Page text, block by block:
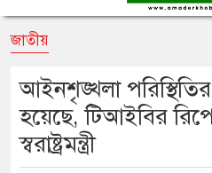
জাতীয়
আইনশৃঙ্খলা
হয়েছে, টিআইবির
স্বরাষ্ট্রমন্ত্রী